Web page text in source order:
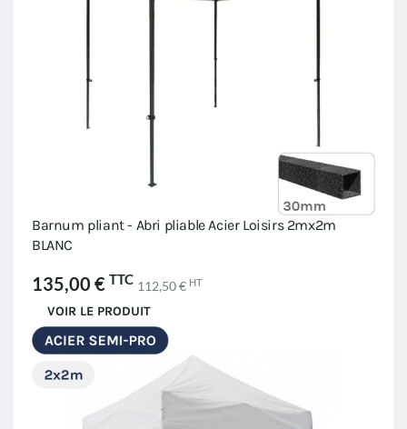
Barnum pliant - Abri pliable Acier Loisirs 2mx2m
BLANC
135,00 € TTC 112,50 € HT
VOIR LE PRODUIT